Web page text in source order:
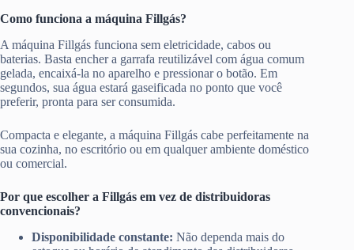
Como funciona a máquina Fillgás?
A máquina Fillgás funciona sem eletricidade, cabos ou
baterias. Basta encher a garrafa reutilizável com água comum
gelada, encaixá-la no aparelho e pressionar o botão. Em
segundos, sua água estará gaseificada no ponto que você
preferir, pronta para ser consumida.
Compacta e elegante, a máquina Fillgás cabe perfeitamente na
sua cozinha, no escritório ou em qualquer ambiente doméstico
ou comercial.
Por que escolher a Fillgás em vez de distribuidoras
convencionais?
Disponibilidade constante: Não dependa mais do